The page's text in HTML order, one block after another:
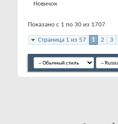
Новичок
Показано с 1 по 30 из 1707
Страница 1 из 57 1 2 3